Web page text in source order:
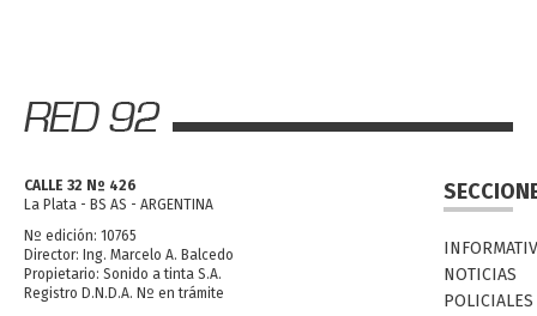
CALLE 32 Nº 426
La Plata - BS AS - ARGENTINA
Nº edición: 10765
Director: Ing. Marcelo A. Balcedo
Propietario: Sonido a tinta S.A.
Registro D.N.D.A. Nº en trámite
NOTICIAS
POLICIALES